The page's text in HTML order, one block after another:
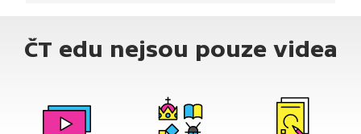
ČT edu nejsou pouze videa